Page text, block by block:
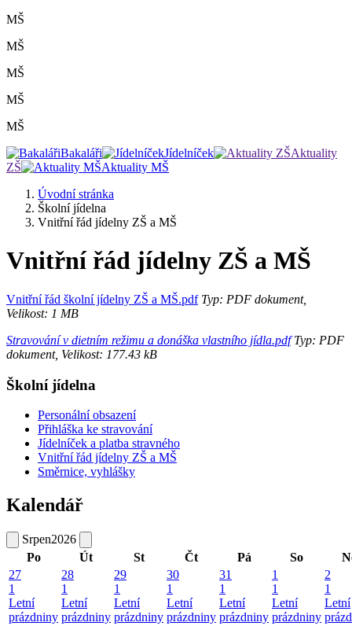
MŠ
MŠ
MŠ
MŠ
MŠ
Bakaláři
Jídelníček
Aktuality
ZŠ
Aktuality MŠ
Úvodní stránka
Školní jídelna
Vnitřní řád jídelny ZŠ a MŠ
Vnitřní řád jídelny ZŠ a MŠ
Vnitřní řád školní jídelny ZŠ a MŠ.pdfTyp: PDF dokument,
Velikost: 1 MB
Stravování v dietním režimu a donáška vlastního jídla.pdfTyp: PDF
dokument, Velikost: 177.43 kB
Školní jídelna
Personální obsazení
Přihláška ke stravování
Jídelníček a platba stravného
Vnitřní řád jídelny ZŠ a MŠ
Směrnice, vyhlášky
Kalendář
Srpen2026
Po
Út St Čt Pá So
27
1
Letní
prázdniny
28
1
Letní
prázdniny
29
1
Letní
prázdniny
30
1
Letní
prázdniny
31
1
Letní
prázdniny
1
1
Letní
prázdniny
2
1
Letní